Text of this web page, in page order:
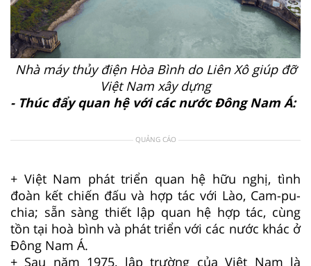
Nhà máy thủy điện Hòa Bình do Liên Xô giúp đỡ
Việt Nam xây dựng
- Thúc đẩy quan hệ với các nước Đông Nam Á:
QUẢNG CÁO
+ Việt Nam phát triển quan hệ hữu nghị, tình
đoàn kết chiến đấu và hợp tác với Lào, Cam-pu-
chia; sẵn sàng thiết lập quan hệ hợp tác, cùng
tồn tại hoà bình và phát triển với các nước khác ở
Đông Nam Á.
+ Sau năm 1975, lập trường của Việt Nam là